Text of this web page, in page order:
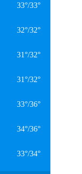
33°/33°
32°/32°
31°/32°
31°/32°
33°/36°
34°/36°
33°/34°